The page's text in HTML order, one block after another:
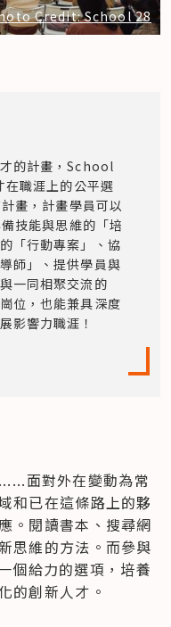
Credit: School 28
的計畫，School
在職涯上的公平選
畫，計畫學員可以
技能與思維的「培
「行動專案」、協
師」、提供學員與
一同相聚交流的
位，也能兼具深度
影響力職涯！
面對外在變動為常
和已在這條路上的夥
。閱讀書本、搜尋網
思維的方法。而參與
個給力的選項，培養
的創新人才。